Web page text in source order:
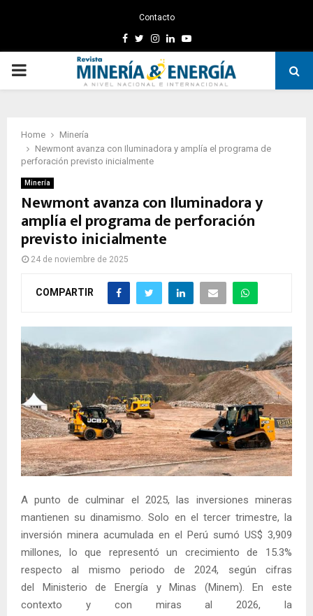
Contacto
Facebook
TwitterInstagram
LinkedinYoutube
PRIMARY
Home
Minería
Newmont avanza con Iluminadora y amplía el programa de
perforación previsto inicialmente
Minería
Newmont avanza con Iluminadora y
amplía el programa de perforación
previsto inicialmente
24 de noviembre de 2025
COMPARTIR
A punto de culminar el 2025, las inversiones mineras
mantienen su dinamismo. Solo en el tercer trimestre, la
inversión minera acumulada en el Perú sumó US$ 3,909
millones, lo que representó un crecimiento de 15.3%
respecto al mismo periodo de 2024, según cifras
del Ministerio de Energía y Minas (Minem). En este
contexto y con miras al 2026, la